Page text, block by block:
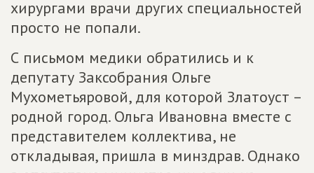
хирургами врачи других специальностей
просто не попали.
С письмом медики обратились и к
депутату Заксобрания Ольге
Мухометьяровой, для которой Златоуст –
родной город. Ольга Ивановна вместе с
представителем коллектива, не
откладывая, пришла в минздрав. Однако